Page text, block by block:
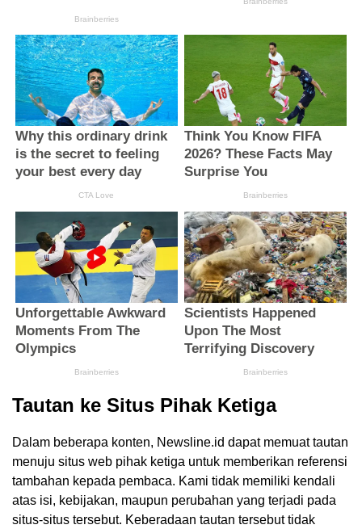
Tautan ke Situs Pihak Ketiga
Dalam beberapa konten, Newsline.id dapat memuat tautan
menuju situs web pihak ketiga untuk memberikan referensi
tambahan kepada pembaca. Kami tidak memiliki kendali
atas isi, kebijakan, maupun perubahan yang terjadi pada
situs-situs tersebut. Keberadaan tautan tersebut tidak